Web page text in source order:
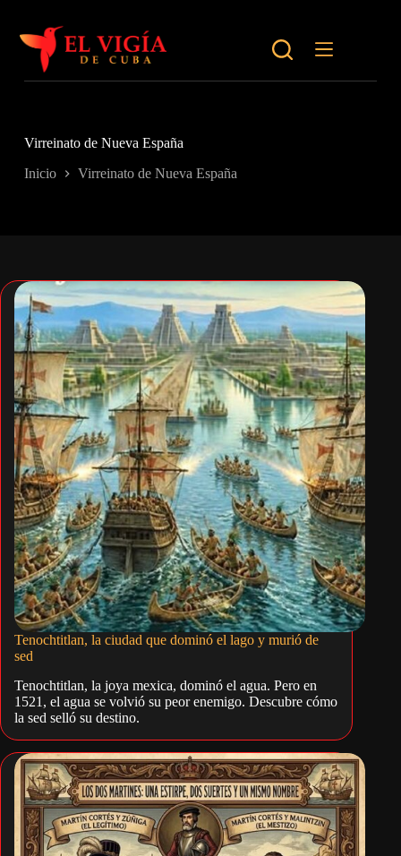
contenido
Virreinato de Nueva España
Inicio Virreinato de Nueva España
Tenochtitlan, la ciudad que dominó el lago y murió de
sed
Tenochtitlan, la joya mexica, dominó el agua. Pero en
1521, el agua se volvió su peor enemigo. Descubre cómo
la sed selló su destino.